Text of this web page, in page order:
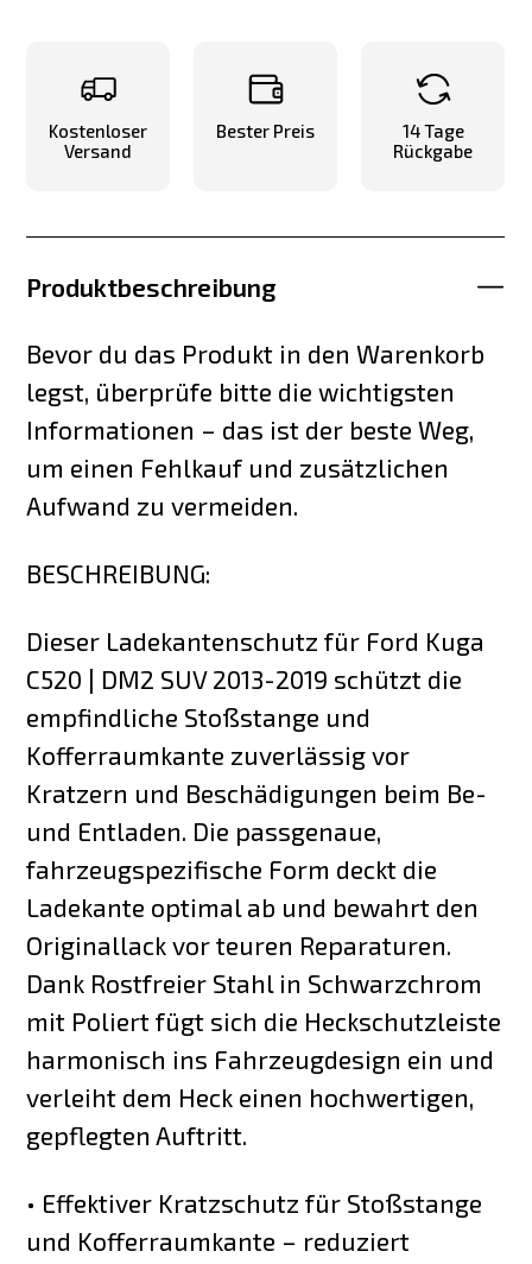
Kostenloser
Versand
Bester Preis
14 Tage
Rückgabe
Produktbeschreibung
Bevor du das Produkt in den Warenkorb
legst, überprüfe bitte die wichtigsten
Informationen – das ist der beste Weg,
um einen Fehlkauf und zusätzlichen
Aufwand zu vermeiden.
BESCHREIBUNG:
Dieser Ladekantenschutz für Ford Kuga
C520 | DM2 SUV 2013-2019 schützt die
empfindliche Stoßstange und
Kofferraumkante zuverlässig vor
Kratzern und Beschädigungen beim Be-
und Entladen. Die passgenaue,
fahrzeugspezifische Form deckt die
Ladekante optimal ab und bewahrt den
Originallack vor teuren Reparaturen.
Dank Rostfreier Stahl in Schwarzchrom
mit Poliert fügt sich die Heckschutzleiste
harmonisch ins Fahrzeugdesign ein und
verleiht dem Heck einen hochwertigen,
gepflegten Auftritt.
• Effektiver Kratzschutz für Stoßstange
und Kofferraumkante – reduziert